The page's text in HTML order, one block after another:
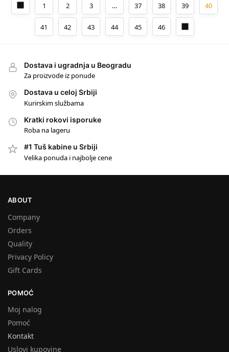
1 2 3 … 37 38 39 40
41 42 43 44 45 46
Dostava i ugradnja u Beogradu
Za proizvode iz ponude
Dostava u celoj Srbiji
Kurirskim službama
Kratki rokovi isporuke
Roba na lageru
#1 Tuš kabine u Srbiji
Velika ponuda i najbolje cene
#1
ABOUT
Company
Orders
Quality
Privacy Policy
Gift Cards
POMOĆ
Moj nalog
Pomoć
Kontakt
Uslovi kupovine